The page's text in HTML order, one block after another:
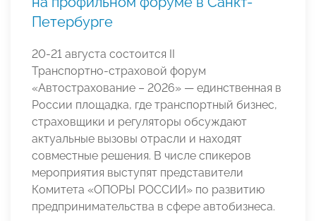
Петербурге
20-21 августа состоится II
Транспортно‑страховой форум
«Автострахование – 2026» — единственная в
России площадка, где транспортный бизнес,
страховщики и регуляторы обсуждают
актуальные вызовы отрасли и находят
совместные решения. В числе спикеров
мероприятия выступят представители
Комитета «ОПОРЫ РОССИИ» по развитию
предпринимательства в сфере автобизнеса.